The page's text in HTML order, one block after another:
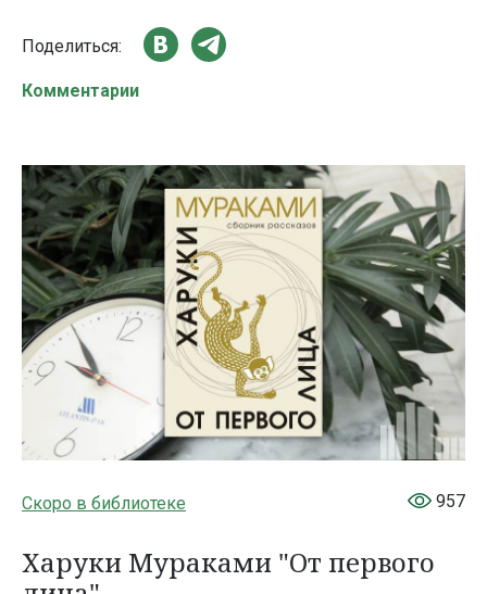
Поделиться:
Комментарии
Скоро в библиотеке 957
Харуки Мураками "От первого